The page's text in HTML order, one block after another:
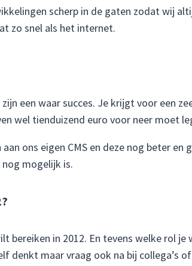
scherp in de gaten zodat wij
zo snel als het internet.
een waar succes. Je krijgt voor een
wel tienduizend euro voor neer moet
ons eigen CMS en deze nog beter en
mogelijk is.
bereiken in 2012. En tevens welke rol
denkt maar vraag ook na bij collega’s